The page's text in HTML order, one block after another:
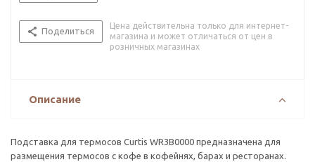
Поделиться
Цена действительна только для интернет-
магазина и может отличаться от цен в
розничных магазинах
Описание
Подставка для термосов Curtis WR3B0000 предназначена для
размещения термосов с кофе в кофейнях, барах и ресторанах.